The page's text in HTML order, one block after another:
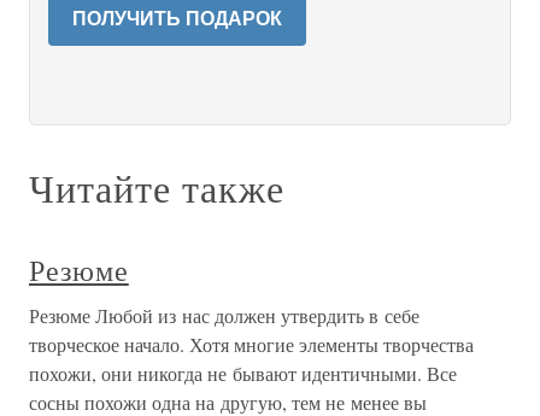
ПОЛУЧИТЬ ПОДАРОК
Читайте также
Резюме
Резюме Любой из нас должен утвердить в себе
творческое начало. Хотя многие элементы творчества
похожи, они никогда не бывают идентичными. Все
сосны похожи одна на другую, тем не менее вы